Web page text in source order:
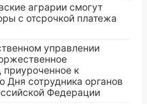
аграрии смогут
с отсрочкой платежа
управлении
приуроченное к
Дня сотрудника органов
Федерации